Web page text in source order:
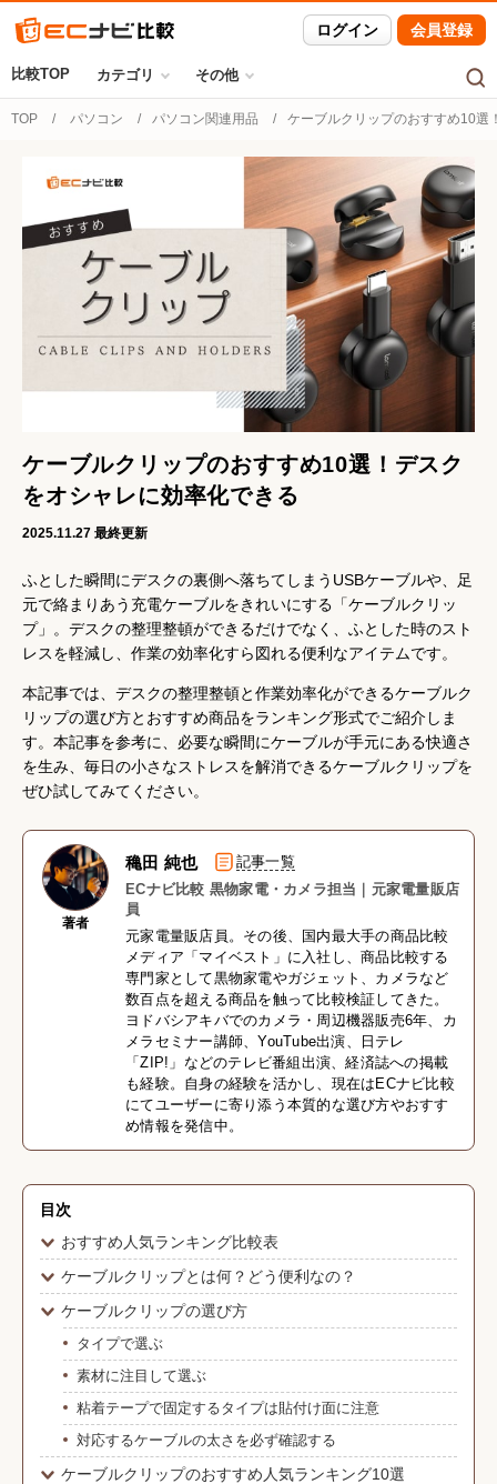
ログイン 会員登録
比較TOP カテゴリ その他
TOP パソコン パソコン関連用品 ケーブルクリップのおすすめ10選
ケーブルクリップのおすすめ10選！デスク
をオシャレに効率化できる
2025.11.27 最終更新
ふとした瞬間にデスクの裏側へ落ちてしまうUSBケーブルや、足
元で絡まりあう充電ケーブルをきれいにする「ケーブルクリッ
プ」。デスクの整理整頓ができるだけでなく、ふとした時のスト
レスを軽減し、作業の効率化すら図れる便利なアイテムです。
本記事では、デスクの整理整頓と作業効率化ができるケーブルク
リップの選び方とおすすめ商品をランキング形式でご紹介しま
す。本記事を参考に、必要な瞬間にケーブルが手元にある快適さ
を生み、毎日の小さなストレスを解消できるケーブルクリップを
ぜひ試してみてください。
著者
穐田 純也
記事一覧
ECナビ比較 黒物家電・カメラ担当｜元家電量販店
員
元家電量販店員。その後、国内最大手の商品比較
メディア「マイベスト」に入社し、商品比較する
専門家として黒物家電やガジェット、カメラなど
数百点を超える商品を触って比較検証してきた。
ヨドバシアキバでのカメラ・周辺機器販売6年、カ
メラセミナー講師、YouTube出演、日テレ
「ZIP!」などのテレビ番組出演、経済誌への掲載
も経験。自身の経験を活かし、現在はECナビ比較
にてユーザーに寄り添う本質的な選び方やおすす
め情報を発信中。
目次
おすすめ人気ランキング比較表
ケーブルクリップとは何？どう便利なの？
ケーブルクリップの選び方
タイプで選ぶ
素材に注目して選ぶ
粘着テープで固定するタイプは貼付け面に注意
対応するケーブルの太さを必ず確認する
ケーブルクリップのおすすめ人気ランキング10選